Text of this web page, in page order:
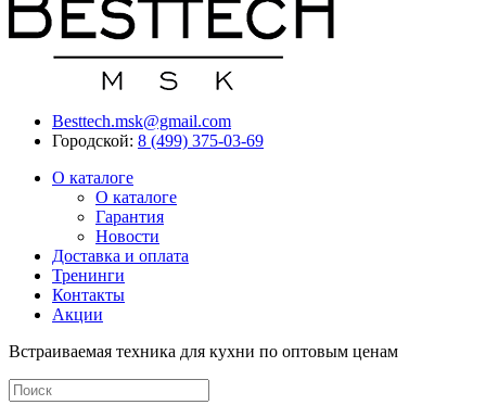
Besttech.msk@gmail.com
Городской: 8 (499) 375-03-69
О каталоге
О каталоге
Гарантия
Новости
Доставка и оплата
Тренинги
Контакты
Акции
Встраиваемая техника для кухни по оптовым ценам